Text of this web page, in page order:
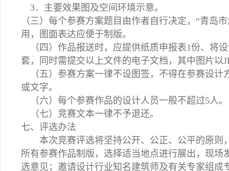
3．主要效果图及空间环境示意。
（三）每个参赛方案题目由作者自行决定，“青岛
用，图面表达应便于制版。
（四）作品报送时，应提供纸质申报表1份、将
套，同时需提交以上文件的电子文档，其中图片以
（五）参赛方案一律不设图签，不得在参赛设计
或文字。
（六）每个参赛作品的设计人员一般不超过5人。
（七）竞赛文本一律不予退还。
七、评选办法
本次竞赛评选将坚持公开、公正、公平的原则
所有参赛作品制版，选择适当地点进行展出，现
选意见；邀请设计行业知名建筑师及有关专家组